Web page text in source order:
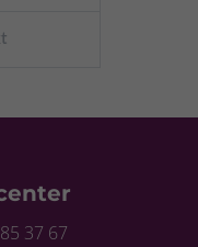
37 67